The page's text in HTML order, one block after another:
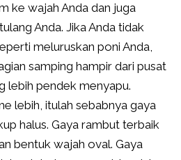
ke wajah Anda dan juga
Anda. Jika Anda tidak
meluruskan poni Anda,
samping hampir dari pusat
lebih pendek menyapu.
lebih, itulah sebabnya gaya
halus. Gaya rambut terbaik
bentuk wajah oval. Gaya